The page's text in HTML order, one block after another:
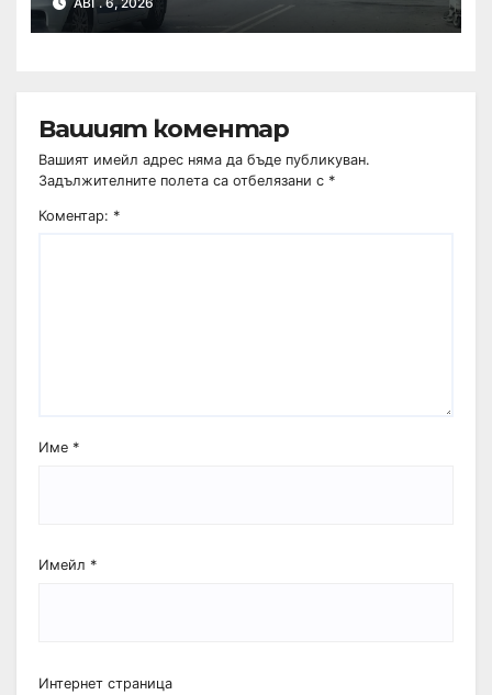
Вашият коментар
Вашият имейл адрес няма да бъде публикуван.
Задължителните полета са отбелязани с *
Коментар: *
Име *
Имейл *
Интернет страница